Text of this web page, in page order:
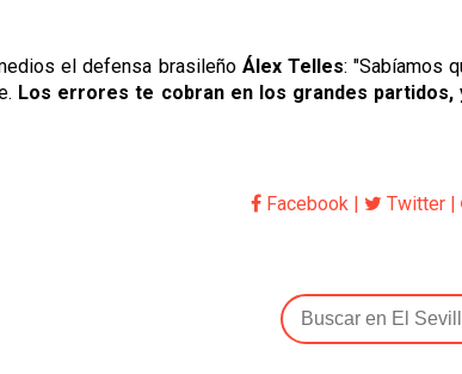
el defensa brasileño Álex Telles: "Sabíamos
Los errores te cobran en los grandes partidos,
Facebook | Twitter |